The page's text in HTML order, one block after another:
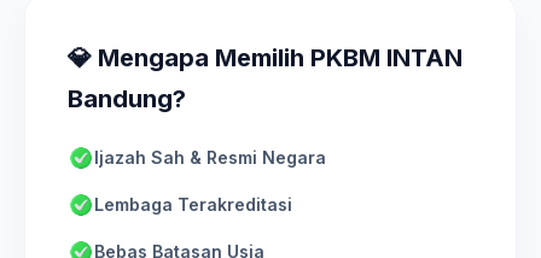
💎 Mengapa Memilih PKBM INTAN
Bandung?
Ijazah Sah & Resmi Negara
Lembaga Terakreditasi
Bebas Batasan Usia